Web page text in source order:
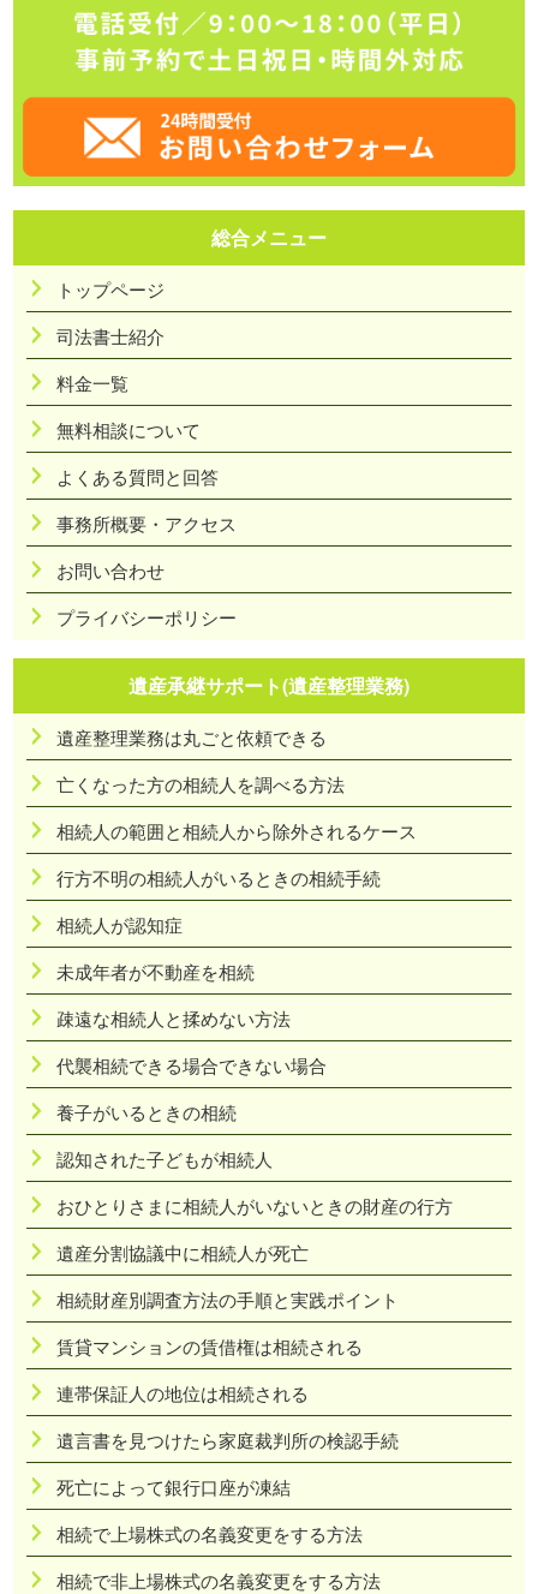
総合メニュー
トップページ
司法書士紹介
料金一覧
無料相談について
よくある質問と回答
事務所概要・アクセス
お問い合わせ
プライバシーポリシー
遺産承継サポート(遺産整理業務)
遺産整理業務は丸ごと依頼できる
亡くなった方の相続人を調べる方法
相続人の範囲と相続人から除外されるケース
行方不明の相続人がいるときの相続手続
相続人が認知症
未成年者が不動産を相続
疎遠な相続人と揉めない方法
代襲相続できる場合できない場合
養子がいるときの相続
認知された子どもが相続人
おひとりさまに相続人がいないときの財産の行方
遺産分割協議中に相続人が死亡
相続財産別調査方法の手順と実践ポイント
賃貸マンションの賃借権は相続される
連帯保証人の地位は相続される
遺言書を見つけたら家庭裁判所の検認手続
死亡によって銀行口座が凍結
相続で上場株式の名義変更をする方法
相続で非上場株式の名義変更をする方法